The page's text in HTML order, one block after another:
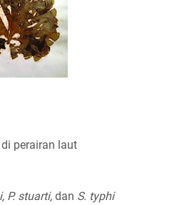
perairan laut
P. stuarti, dan S. typhi